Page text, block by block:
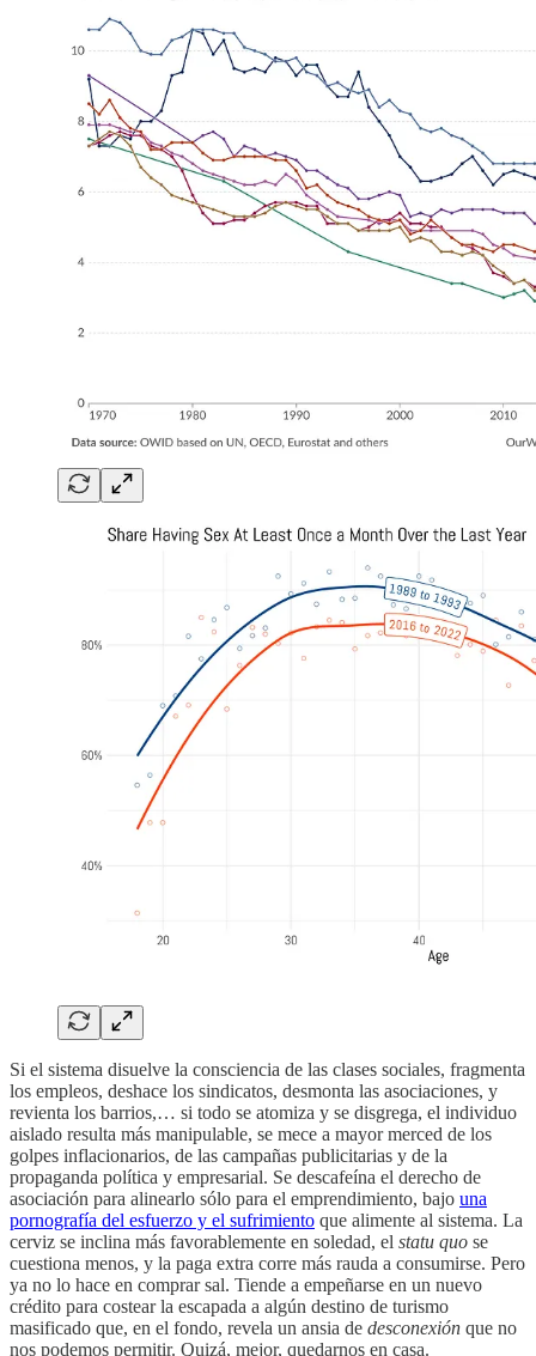
Si el sistema disuelve la consciencia de las clases sociales, fragmenta
los empleos, deshace los sindicatos, desmonta las asociaciones, y
revienta los barrios,… si todo se atomiza y se disgrega, el individuo
aislado resulta más manipulable, se mece a mayor merced de los
golpes inflacionarios, de las campañas publicitarias y de la
propaganda política y empresarial. Se descafeína el derecho de
asociación para alinearlo sólo para el emprendimiento, bajo una
pornografía del esfuerzo y el sufrimiento que alimente al sistema. La
cerviz se inclina más favorablemente en soledad, el statu quo se
cuestiona menos, y la paga extra corre más rauda a consumirse. Pero
ya no lo hace en comprar sal. Tiende a empeñarse en un nuevo
crédito para costear la escapada a algún destino de turismo
masificado que, en el fondo, revela un ansia de desconexión que no
nos podemos permitir. Quizá, mejor, quedarnos en casa.